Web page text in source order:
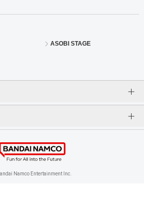
ASOBI STAGE
個人情報保護方針
く表記 企業情報
Namco Entertainment Inc.